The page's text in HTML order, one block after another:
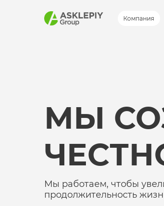
Компания
МЫ
Мы работаем, чтобы
продолжительность